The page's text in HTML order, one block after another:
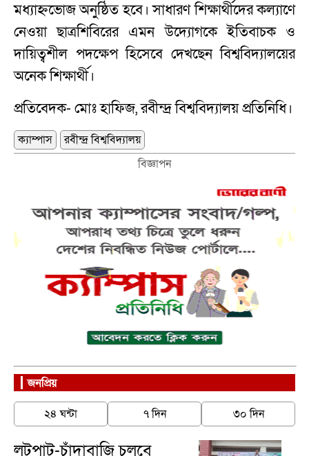
মধ্যাহ্নভোজ অনুষ্ঠিত হবে। সাধারণ শিক্ষার্থীদের কল্যাণে
নেওয়া ছাত্রশিবিরের এমন উদ্যোগকে ইতিবাচক ও
দায়িত্বশীল পদক্ষেপ হিসেবে দেখছেন বিশ্ববিদ্যালয়ের
অনেক শিক্ষার্থী।
প্রতিবেদক- মোঃ হাফিজ, রবীন্দ্র বিশ্ববিদ্যালয় প্রতিনিধি।
ক্যাম্পাস
রবীন্দ্র বিশ্ববিদ্যালয়
বিজ্ঞাপন
জনপ্রিয়
২৪ ঘন্টা ৭ দিন ৩০ দিন
লুটপাট-চাঁদাবাজি চলবে